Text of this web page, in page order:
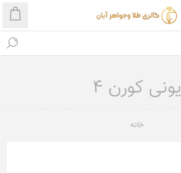
یونی کورن 4
خانه